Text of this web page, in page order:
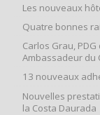
Les nouveaux
Quatre bonnes
Carlos Grau,
Ambassadeur du
13 nouveaux
Nouvelles
la Costa Daurada